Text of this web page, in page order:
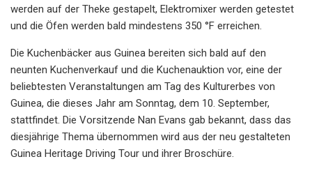
werden auf der Theke gestapelt, Elektromixer werden getestet
und die Öfen werden bald mindestens 350 °F erreichen.
Die Kuchenbäcker aus Guinea bereiten sich bald auf den
neunten Kuchenverkauf und die Kuchenauktion vor, eine der
beliebtesten Veranstaltungen am Tag des Kulturerbes von
Guinea, die dieses Jahr am Sonntag, dem 10. September,
stattfindet. Die Vorsitzende Nan Evans gab bekannt, dass das
diesjährige Thema übernommen wird aus der neu gestalteten
Guinea Heritage Driving Tour und ihrer Broschüre.